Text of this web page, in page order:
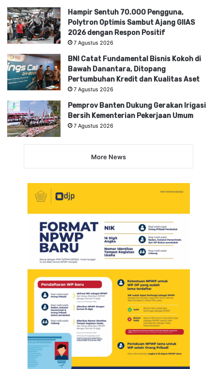
Hampir Sentuh 70.000 Pengguna,
Polytron Optimis Sambut Ajang GIIAS
2026 dengan Respon Positif
7 Agustus 2026
BNI Catat Fundamental Bisnis Kokoh di
Bawah Danantara, Ditopang
Pertumbuhan Kredit dan Kualitas Aset
7 Agustus 2026
Pemprov Banten Dukung Gerakan Irigasi
Bersih Kementerian Pekerjaan Umum
7 Agustus 2026
More News